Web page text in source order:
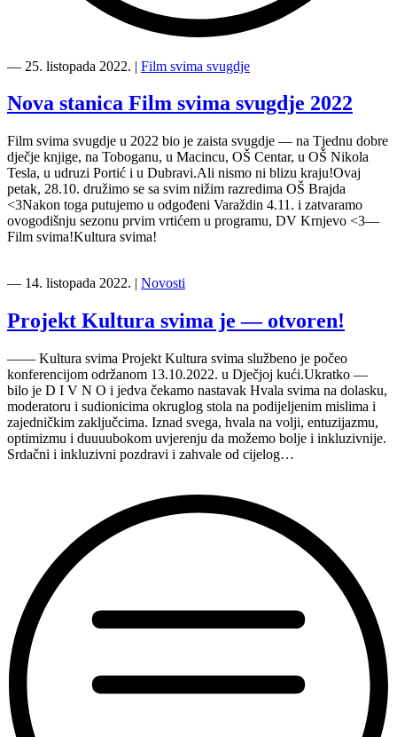
svima
u
OŠ
― 25. listopada 2022. | Film svima svugdje
Nova stanica Film svima svugdje 2022
Film svima svugdje u 2022 bio je zaista svugdje — na Tjednu dobre
dječje knjige, na Toboganu, u Macincu, OŠ Centar, u OŠ Nikola
Tesla, u udruzi Portić i u Dubravi.Ali nismo ni blizu kraju!Ovaj
petak, 28.10. družimo se sa svim nižim razredima OŠ Brajda
<3Nakon toga putujemo u odgođeni Varaždin 4.11. i zatvaramo
ovogodišnju sezonu prvim vrtićem u programu, DV Krnjevo <3—
Film svima!Kultura svima!
― 14. listopada 2022. | Novosti
Projekt Kultura svima je — otvoren!
—— Kultura svima Projekt Kultura svima službeno je počeo
konferencijom održanom 13.10.2022. u Dječjoj kući.Ukratko —
bilo je D I V N O i jedva čekamo nastavak Hvala svima na dolasku,
moderatoru i sudionicima okruglog stola na podijeljenim mislima i
zajedničkim zaključcima. Iznad svega, hvala na volji, entuzijazmu,
optimizmu i duuuubokom uvjerenju da možemo bolje i inkluzivnije.
Srdačni i inkluzivni pozdravi i zahvale od cijelog…